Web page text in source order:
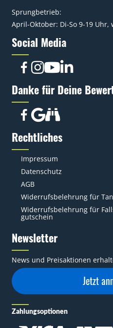
Sprungbetrieb:
April-Oktober: Di-So 9-19 Uhr,
Social Media
Danke für Deine
Rechtliches
Impressum
Datenschutz
AGB
Widerrufsbelehrung für
Widerrufsbelehrung für
gutschein
Newsletter
News und Preisaktionen
Jetzt
Zahlungsoptionen